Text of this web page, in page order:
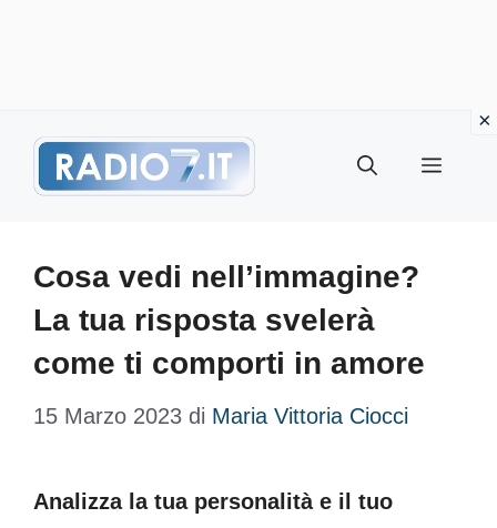
Menu
Cosa vedi nell’immagine?
La tua risposta svelerà
come ti comporti in amore
15 Marzo 2023 di Maria Vittoria Ciocci
Analizza la tua personalità e il tuo